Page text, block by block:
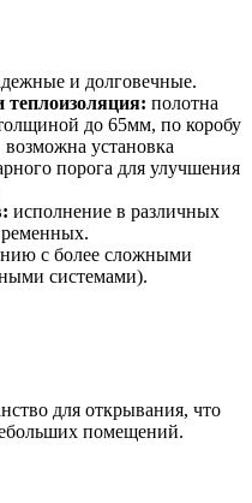
и долговечные.
полотна
до 65мм, по коробу
возможна установка
порога для улучшения
исполнение в различных
с более сложными
системами).
для открывания, что
помещений.